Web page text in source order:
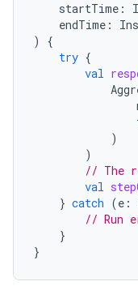
startTime :
endTime :
)
{
try {
val
)
)
// The
val
} catch (e :
// Run
}
}